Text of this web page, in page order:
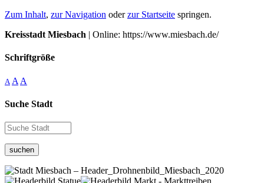
Zum Inhalt, zur Navigation oderzur Startseite springen.
Kreisstadt Miesbach | Online: https://www.miesbach.de/
Schriftgröße
A A A
Suche Stadt
suchen